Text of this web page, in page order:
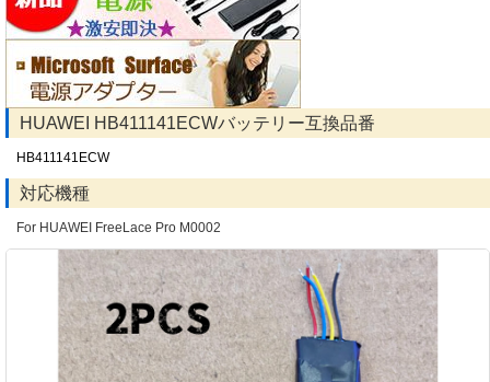
HUAWEI HB411141ECWバッテリー互換品番
HB411141ECW
対応機種
For HUAWEI FreeLace Pro M0002